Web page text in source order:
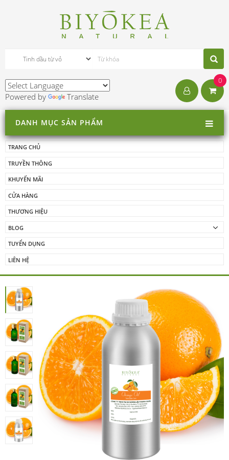
Powered by Translate
0
DANH MỤC SẢN PHẨM
TRANG CHỦ
TRUYỀN THÔNG
KHUYẾN MÃI
CỬA HÀNG
THƯƠNG HIỆU
BLOG
TUYỂN DỤNG
LIÊN HỆ